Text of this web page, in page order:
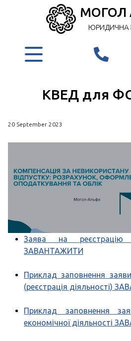
МОГОЛ
ЮРИДИЧНА
КВЕД для
20 September 2023
Заява на
ЗАВАНТАЖИТИ
Приклад заповнення
(реєстрація діяльності)
Приклад заповнення
економічної діяльності